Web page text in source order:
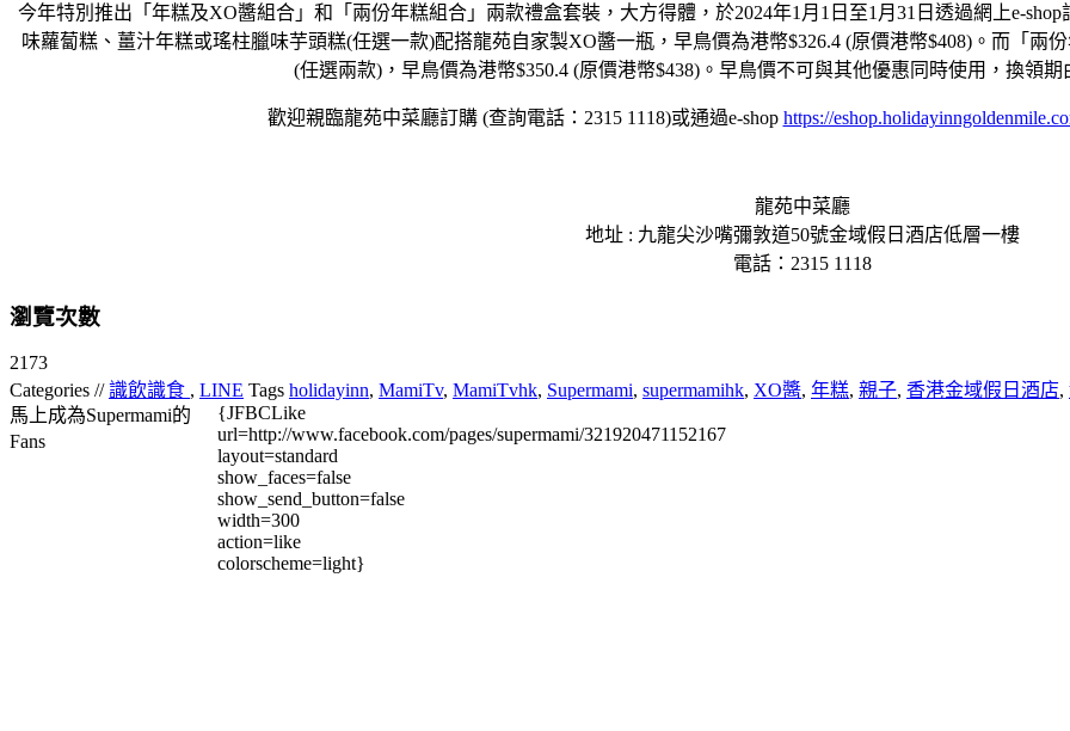
今年特別推出「年糕及XO醬組合」和「兩份年糕組合」兩款禮盒套裝，大方得體，於2024年1月1日至1月31日透過網上e-
味蘿蔔糕、薑汁年糕或瑤柱臘味芋頭糕(任選一款)配搭龍苑自家製XO醬一瓶，早鳥價為港幣$326.4 (原價港幣$408)。而「兩
(任選兩款)，早鳥價為港幣$350.4 (原價港幣$438)。早鳥價不可與其他優惠同時使用，換領期
歡迎親臨龍苑中菜廳訂購 (查詢電話：2315 1118)或通過e-shop https://
龍苑中菜廳
地址 : 九龍尖沙嘴彌敦道50號金域假日酒店低層一樓
電話：2315 1118
瀏覽次數
2173
Categories //識飲識食 , LINE Tags holidayinn, MamiTv, MamiTvhk, Supermami, supermamihk, XO醬, 年糕, 親子, 香港金域假日酒店,
馬上成為Supermami的
Fans
{JFBCLike
url=http://www.facebook.com/pages/supermami/321920471152167
layout=standard
show_faces=false
show_send_button=false
width=300
action=like
colorscheme=light}